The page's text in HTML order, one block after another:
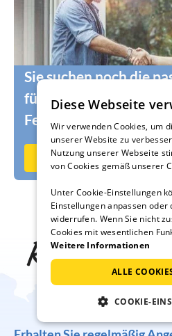
Sie suchen noch die
für Ihr Ferienhaus
Ferienwohnung?
Jetzt auf
Reise-
Diese Webseite
Wir verwenden Cookies, um
unserer Website zu
Nutzung unserer Webseite
von Cookies gemäß unserer
Unter Cookie-Einstellungen
Einstellungen anpassen oder
widerrufen. Wenn Sie nicht
Cookies mit wesentlichen
Weitere Informationen
ALLE
COOKIE-